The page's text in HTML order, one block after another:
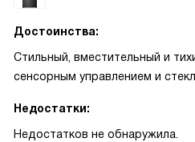
Достоинства:
Стильный, вместительный и
сенсорным управлением и
Недостатки:
Недостатков не обнаружила.